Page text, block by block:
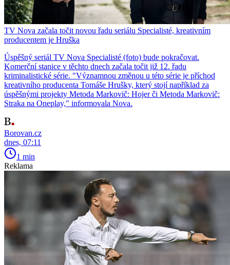
TV Nova začala točit novou řadu seriálu Specialisté, kreativním
producentem je Hruška
Úspěšný seriál TV Nova Specialisté (foto) bude pokračovat.
Komerční stanice v těchto dnech začala točit již 12. řadu
kriminalistické série. "Významnou změnou u této série je příchod
kreativního producenta Tomáše Hrušky, který stojí například za
úspěšnými projekty Metoda Markovič: Hojer či Metoda Markovič:
Straka na Oneplay," informovala Nova.
Borovan.cz
dnes, 07:11
1 min
Reklama